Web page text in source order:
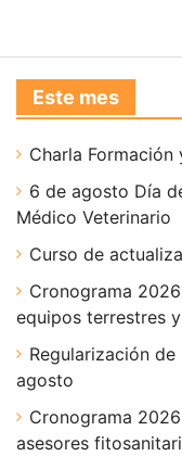
Este mes
Charla
6 de agosto Día
Médico Veterinario
Curso de
Cronograma
equipos terrestres
Regularización
agosto
Cronograma
asesores